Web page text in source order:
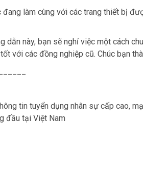
làm cùng với các trang thiết bị
dẫn này, bạn sẽ nghỉ việc một cách
với các đồng nghiệp cũ. Chúc bạn
tin tuyển dụng nhân sự cấp cao,
đầu tại Việt Nam